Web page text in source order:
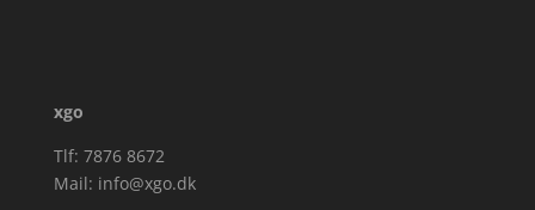
xgo
Tlf: 7876 8672
Mail: info@xgo.dk